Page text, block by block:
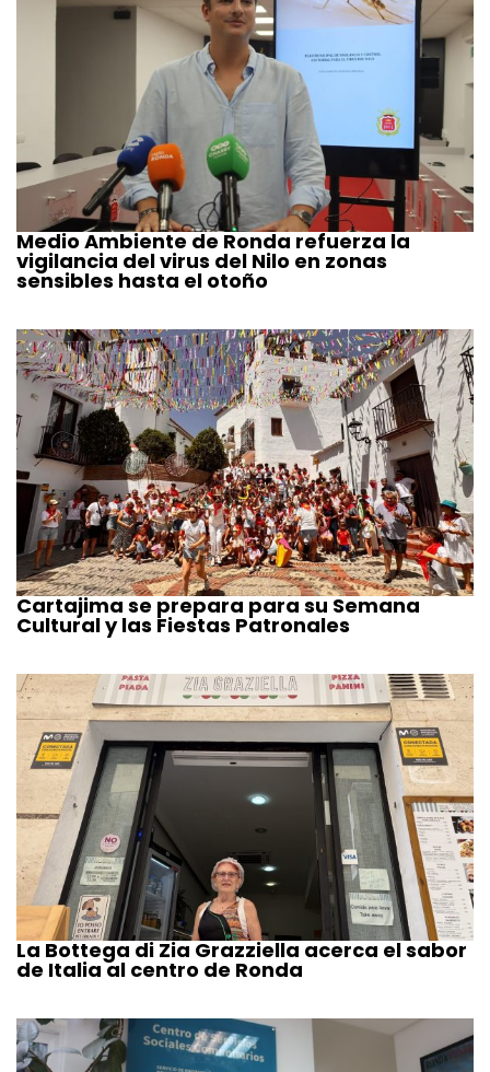
Medio Ambiente de Ronda refuerza la
vigilancia del virus del Nilo en zonas
sensibles hasta el otoño
Cartajima se prepara para su Semana
Cultural y las Fiestas Patronales
La Bottega di Zia Grazziella acerca el sabor
de Italia al centro de Ronda